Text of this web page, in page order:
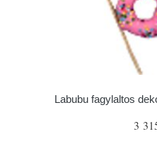
Labubu fagylaltos
3